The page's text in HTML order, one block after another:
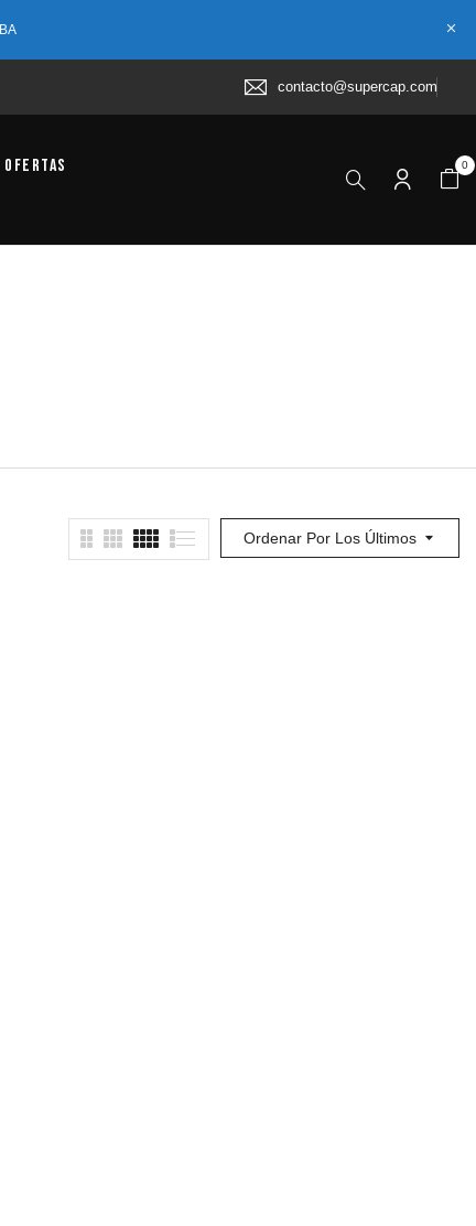
contacto@supercap.com
Ofertas
0
Ordenar Por Los Últimos